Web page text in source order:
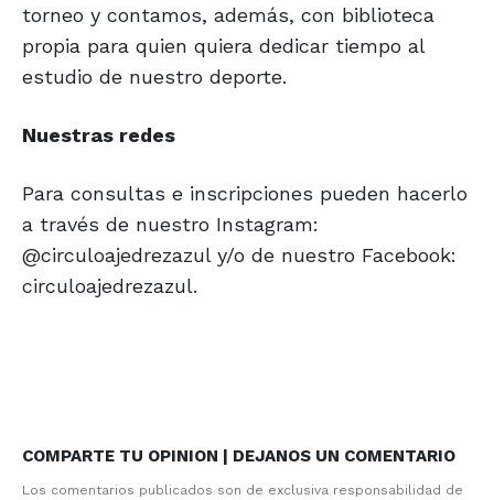
torneo y contamos, además, con biblioteca
propia para quien quiera dedicar tiempo al
estudio de nuestro deporte.
Nuestras redes
Para consultas e inscripciones pueden hacerlo
a través de nuestro Instagram:
@circuloajedrezazul y/o de nuestro Facebook:
circuloajedrezazul.
COMPARTE TU OPINION | DEJANOS UN COMENTARIO
Los comentarios publicados son de exclusiva responsabilidad de